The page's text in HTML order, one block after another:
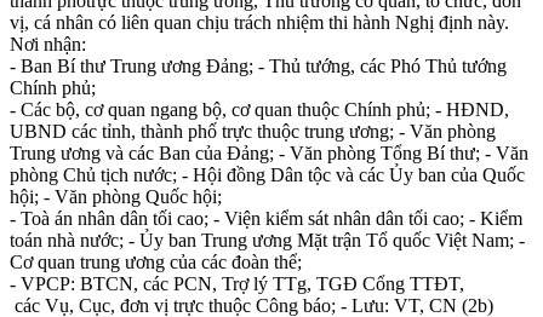
vị, cá nhân có liên quan chịu trách nhiệm thi hành Nghị định này.
Nơi nhận:
- Ban Bí thư Trung ương Đảng; - Thủ tướng, các Phó Thủ tướng
Chính phủ;
- Các bộ, cơ quan ngang bộ, cơ quan thuộc Chính phủ; - HĐND,
UBND các tỉnh, thành phố trực thuộc trung ương; - Văn phòng
Trung ương và các Ban của Đảng; - Văn phòng Tổng Bí thư; - Văn
phòng Chủ tịch nước; - Hội đồng Dân tộc và các Ủy ban của Quốc
hội; - Văn phòng Quốc hội;
- Toà án nhân dân tối cao; - Viện kiểm sát nhân dân tối cao; - Kiểm
toán nhà nước; - Ủy ban Trung ương Mặt trận Tổ quốc Việt Nam; -
Cơ quan trung ương của các đoàn thể;
- VPCP: BTCN, các PCN, Trợ lý TTg, TGĐ Cổng TTĐT,
các Vụ, Cục, đơn vị trực thuộc Công báo; - Lưu: VT, CN (2b)